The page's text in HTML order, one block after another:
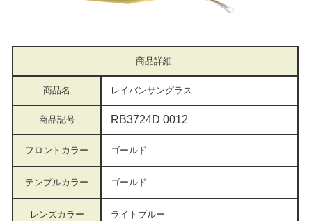
商品詳細
商品名 レイバンサングラス
商品記号 RB3724D 0012
フロントカラー ゴールド
テンプルカラー ゴールド
レンズカラー ライトブルー